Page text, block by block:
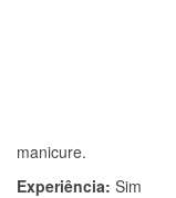
manicure.
Experiência: Sim